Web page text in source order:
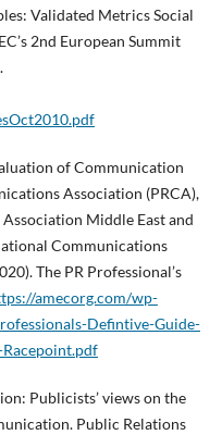
Validated Metrics Social
2nd European Summit
of Communication
Association (PRCA),
Middle East and
Communications
The PR Professional’s
amecorg.com/wp-
Defintive-Guide-
Publicists’ views on the
Public Relations